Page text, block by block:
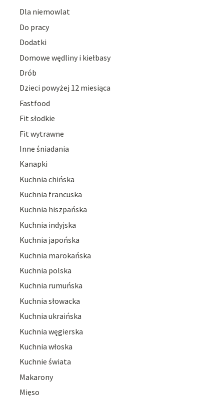
Dla niemowlat
Do pracy
Dodatki
Domowe wędliny i kiełbasy
Drób
Dzieci powyżej 12 miesiąca
Fastfood
Fit słodkie
Fit wytrawne
Inne śniadania
Kanapki
Kuchnia chińska
Kuchnia francuska
Kuchnia hiszpańska
Kuchnia indyjska
Kuchnia japońska
Kuchnia marokańska
Kuchnia polska
Kuchnia rumuńska
Kuchnia słowacka
Kuchnia ukraińska
Kuchnia węgierska
Kuchnia włoska
Kuchnie świata
Makarony
Mięso